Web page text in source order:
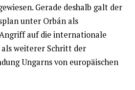
Gerade deshalb galt der
unter Orbán als
auf die internationale
weiterer Schritt der
Ungarns von europäischen